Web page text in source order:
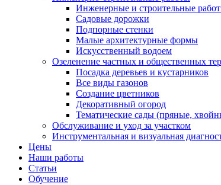
Инженерные и строительные
Садовые дорожки
Подпорные стенки
Малые архитектурные формы
Искусственный водоем
Озеленение частных и общественных
Посадка деревьев и кустарников
Все виды газонов
Создание цветников
Декоративный огород
Тематические сады (пряные,
Обслуживание и уход за участком
Инструментальная и визуальная
Цены
Наши работы
Статьи
Обучение